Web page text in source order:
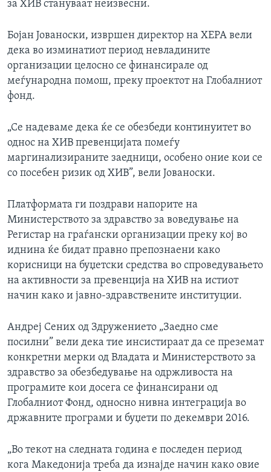
за ХИВ стануваат неизвесни.
Бојан Јованоски, извршен директор на ХЕРА вели
дека во изминатиот период невладините
организации целосно се финансирале од
меѓународна помош, преку проектот на Глобалниот
фонд.
„Се надеваме дека ќе се обезбеди континуитет во
однос на ХИВ превенцијата помеѓу
маргинализираните заедници, особено оние кои се
со посебен ризик од ХИВ”, вели Јованоски.
Платформата ги поздрави напорите на
Министерството за здравство за воведување на
Регистар на граѓански организации преку кој во
иднина ќе бидат правно препознаени како
корисници на буџетски средства во спроведувањето
на активности за превенција на ХИВ на истиот
начин како и јавно-здравствените институции.
Андреј Сених од Здружението „Заедно сме
посилни” вели дека тие инсистираат да се преземат
конкретни мерки од Владата и Министерството за
здравство за обезбедување на одржливоста на
програмите кои досега се финансирани од
Глобалниот Фонд, односно нивна интеграција во
државните програми и буџети по декември 2016.
„Во текот на следната година е последен период
кога Македонија треба да изнајде начин како овие